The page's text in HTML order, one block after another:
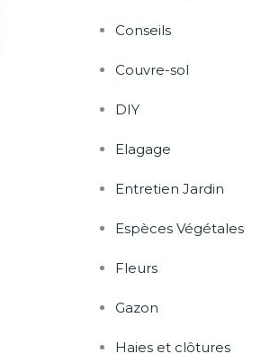
Conseils
Couvre-sol
DIY
Elagage
Entretien Jardin
Espèces Végétales
Fleurs
Gazon
Haies et clôtures